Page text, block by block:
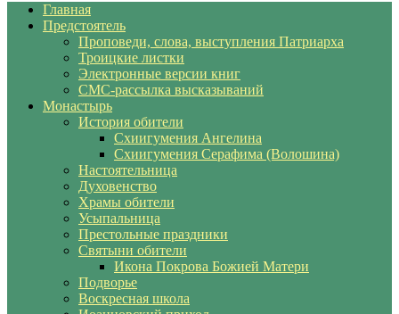
Главная
Предстоятель
Проповеди, слова, выступления Патриарха
Троицкие листки
Электронные версии книг
СМС-рассылка высказываний
Монастырь
История обители
Схиигумения Ангелина
Схиигумения Серафима (Волошина)
Настоятельница
Духовенство
Храмы обители
Усыпальница
Престольные праздники
Святыни обители
Икона Покрова Божией Матери
Подворье
Воскресная школа